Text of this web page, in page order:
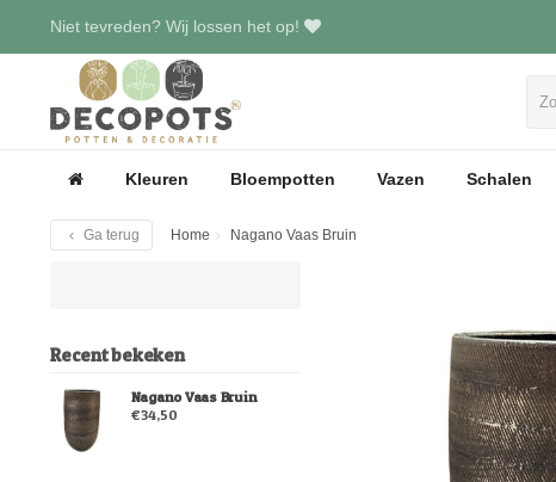
Niet tevreden? Wij lossen het op!
Kleuren Bloempotten Vazen Schalen
Ga terug Home Nagano Vaas Bruin
Recent bekeken
Nagano Vaas Bruin
€34,50